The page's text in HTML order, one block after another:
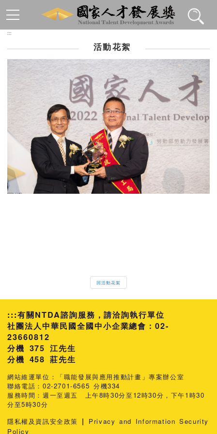
:::
活動花絮
回活動花絮
:::有關NTDA諮詢服務，請洽詢執行單位
社團法人中華民國全國中小企業總會：02-
23660812
分機 375 江先生
458 莊先生
網站維運單位：「職能發展與應用推動計畫」專案辦公室
聯絡電話：02-2701-6565 分機334
服務時間：週一至週五 上午8時30分至12時30分，下午1時30
分至5時30分
隱私權及資訊安全政策 |
Privacy and Information Security
Policy